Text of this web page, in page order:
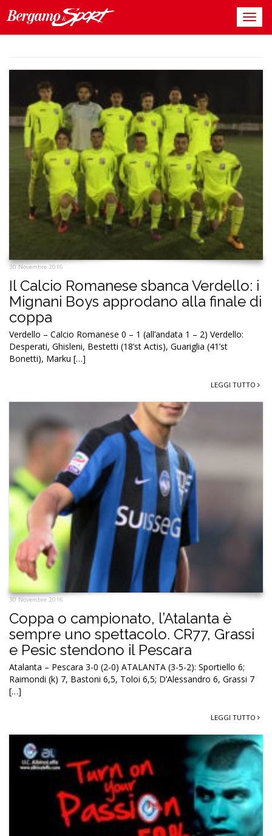
30 Novembre 2016
Il Calcio Romanese sbanca Verdello: i
Mignani Boys approdano alla finale di
coppa
Verdello – Calcio Romanese 0 – 1 (all’andata 1 – 2) Verdello:
Desperati, Ghisleni, Bestetti (18’st Actis), Guariglia (41’st
Bonetti), Marku […]
LEGGI TUTTO
30 Novembre 2016
Coppa o campionato, l’Atalanta è
sempre uno spettacolo. CR77, Grassi
e Pesic stendono il Pescara
Atalanta – Pescara 3-0 (2-0) ATALANTA (3-5-2): Sportiello 6;
Raimondi (k) 7, Bastoni 6,5, Toloi 6,5; D’Alessandro 6, Grassi 7
[…]
LEGGI TUTTO